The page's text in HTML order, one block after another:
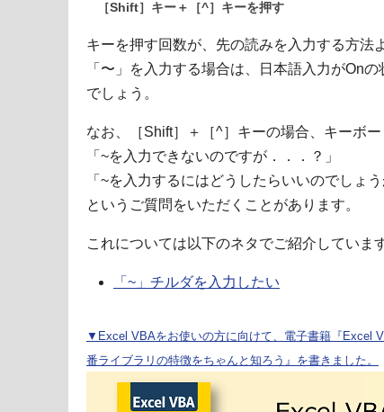
［Shift］キー＋［^］キーを押す
キーを押す回数が、先の読みを入力する方法
「〜」を入力する場合は、日本語入力がOn
でしょう。
なお、［Shift］＋［^］キーの場合、キーボ
「~を入力できないのですが．．．？」
「~を入力するにはどうしたらいいのでしょう
というご質問をいただくことがあります。
これについては以下のネタでご紹介していま
「~」チルダを入力したい
▼Excel VBAをお使いの方に向けて、電子書籍『Excel
番ライブラリの特徴をちゃんと知ろう』を書きました。